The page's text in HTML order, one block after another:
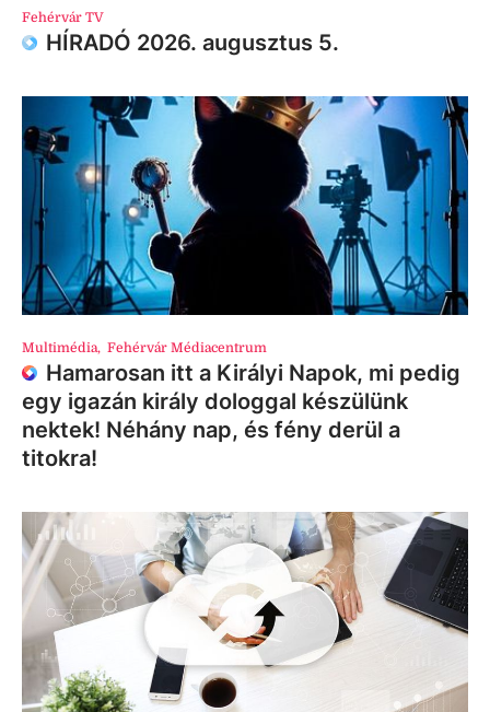
Fehérvár TV
HÍRADÓ 2026. augusztus 5.
Multimédia, Fehérvár Médiacentrum
Hamarosan itt a Királyi Napok, mi pedig
egy igazán király dologgal készülünk
nektek! Néhány nap, és fény derül a
titokra!